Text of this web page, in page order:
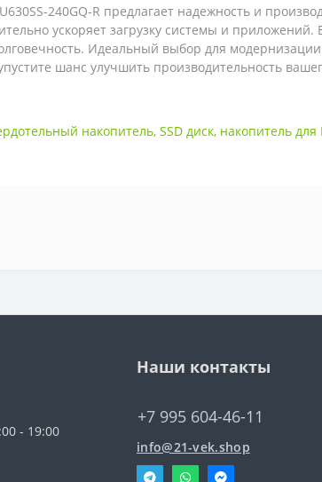
240GQ-R предлагает надежность и
ускоряет загрузку системы и приложений.
Идеальный выбор для
шанс улучшить производительность
накопитель, SSD диск, накопитель для
- 19:00
Наши контакты
+7 995 604-46-11
info@21-vek.shop